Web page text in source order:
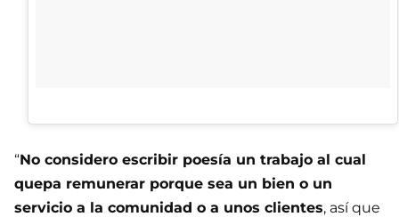
“No considero escribir poesía un trabajo al cual
quepa remunerar porque sea un bien o un
servicio a la comunidad o a unos clientes, así que